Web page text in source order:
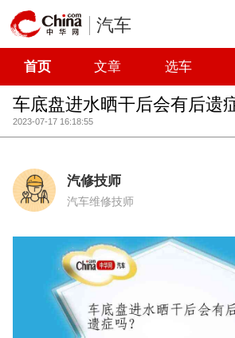
汽车
首页 文章 选车
车底盘进水晒干后会有后遗
2023-07-17 16:18:55
汽修技师
汽车维修技师